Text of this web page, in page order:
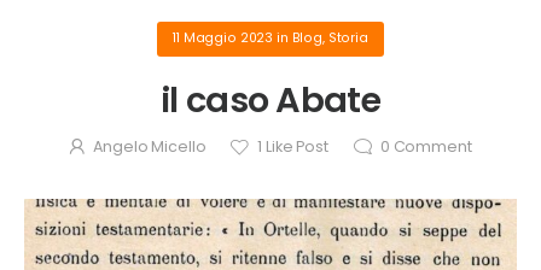
11 Maggio 2023 in Blog, Storia
il caso Abate
Angelo Micello 1 Like Post 0 Comment